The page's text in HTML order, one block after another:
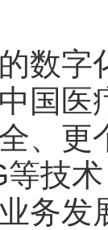
字化
国医
、更
技
务发